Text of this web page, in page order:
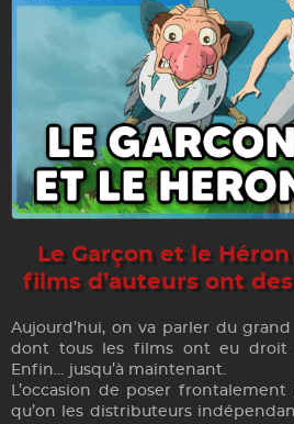
Le Garçon et le
films d’auteurs ont
Aujourd’hui, on va parler du
dont tous les films ont eu droit
Enfin… jusqu’à maintenant.
L’occasion de poser
qu’on les distributeurs